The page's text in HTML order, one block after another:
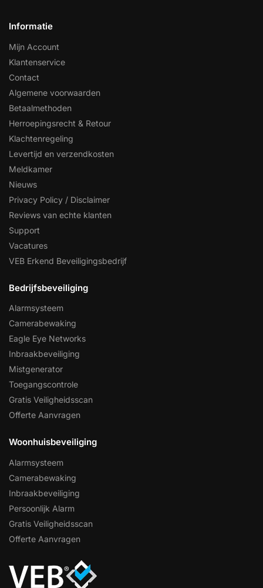
Informatie
Mijn Account
Klantenservice
Contact
Algemene voorwaarden
Betaalmethoden
Herroepingsrecht & Retour
Klachtenregeling
Levertijd en verzendkosten
Meldkamer
Nieuws
Privacy Policy / Disclaimer
Reviews van echte klanten
Support
Vacatures
VEB Erkend Beveiligingsbedrijf
Bedrijfsbeveiliging
Alarmsysteem
Camerabewaking
Eagle Eye Networks
Inbraakbeveiliging
Mistgenerator
Toegangscontrole
Gratis Veiligheidsscan
Offerte Aanvragen
Woonhuisbeveiliging
Alarmsysteem
Camerabewaking
Inbraakbeveiliging
Persoonlijk Alarm
Gratis Veiligheidsscan
Offerte Aanvragen